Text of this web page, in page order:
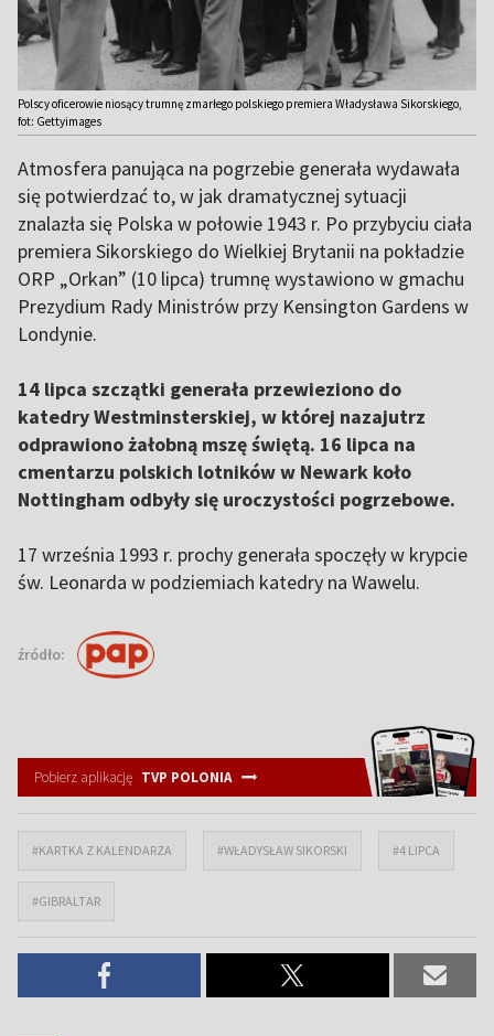
Polscy oficerowie niosący trumnę zmarłego polskiego premiera Władysława Sikorskiego,
fot: Gettyimages
Atmosfera panująca na pogrzebie generała wydawała
się potwierdzać to, w jak dramatycznej sytuacji
znalazła się Polska w połowie 1943 r. Po przybyciu ciała
premiera Sikorskiego do Wielkiej Brytanii na pokładzie
ORP „Orkan” (10 lipca) trumnę wystawiono w gmachu
Prezydium Rady Ministrów przy Kensington Gardens w
Londynie.
14 lipca szczątki generała przewieziono do
katedry Westminsterskiej, w której nazajutrz
odprawiono żałobną mszę świętą. 16 lipca na
cmentarzu polskich lotników w Newark koło
Nottingham odbyły się uroczystości pogrzebowe.
17 września 1993 r. prochy generała spoczęły w krypcie
św. Leonarda w podziemiach katedry na Wawelu.
źródło:
Pobierz aplikację TVP POLONIA
#KARTKA Z KALENDARZA #WŁADYSŁAW SIKORSKI #4 LIPCA
#GIBRALTAR